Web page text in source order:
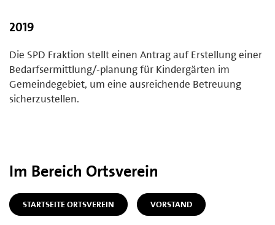
2019
Die SPD Fraktion stellt einen Antrag auf Erstellung einer
Bedarfsermittlung/-planung für Kindergärten im
Gemeindegebiet, um eine ausreichende Betreuung
sicherzustellen.
Im Bereich Ortsverein
STARTSEITE ORTSVEREIN VORSTAND